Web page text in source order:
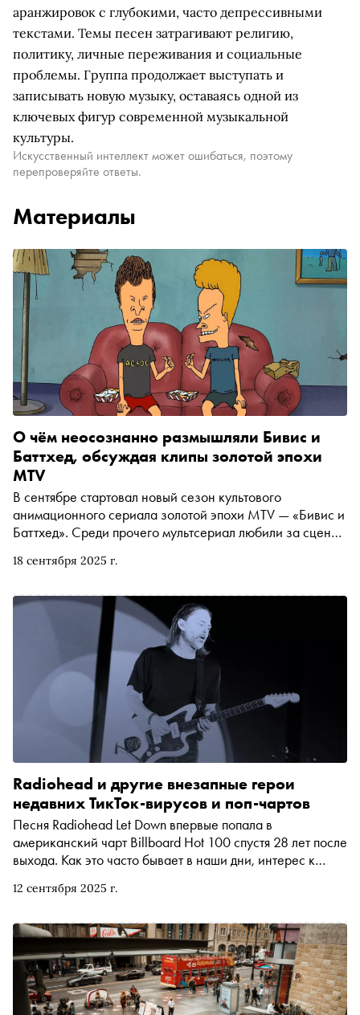
аранжировок с глубокими, часто депрессивными
текстами. Темы песен затрагивают религию,
политику, личные переживания и социальные
проблемы. Группа продолжает выступать и
записывать новую музыку, оставаясь одной из
ключевых фигур современной музыкальной
культуры.
Искусственный интеллект может ошибаться, поэтому
перепроверяйте ответы.
Материалы
18 сентября 2025 г.
О чём неосознанно размышляли Бивис и
Баттхед, обсуждая клипы золотой эпохи
MTV
В сентябре стартовал новый сезон культового
анимационного сериала золотой эпохи MTV — «Бивис и
Баттхед». Среди прочего мультсериал любили за сцены,
тот момент исполнителей. «Сноб» решил составить
«Бивиса и Баттхеда»
12 сентября 2025 г.
Radiohead и другие внезапные герои
недавних ТикТок-вирусов и поп-чартов
Песня Radiohead Let Down впервые попала в
американский чарт Billboard Hot 100 спустя 28 лет после
выхода. Как это часто бывает в наши дни, интерес к
«Сноб» рассказывает об этом феномене и вспоминает
старых хитов